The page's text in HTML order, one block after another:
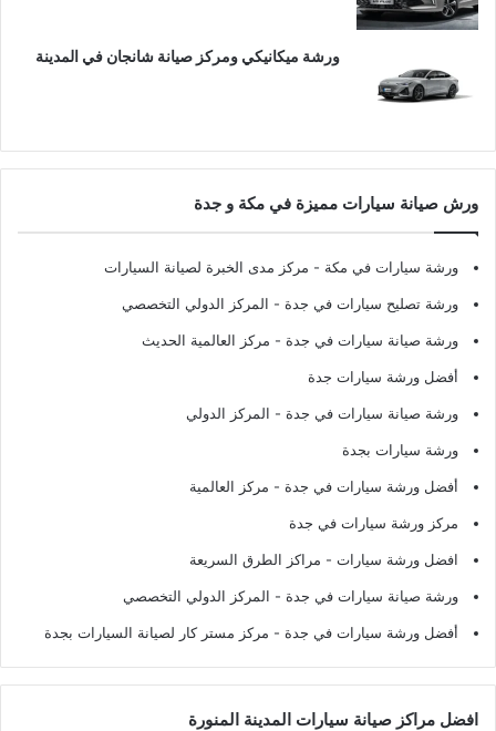
ورشة ميكانيكي ومركز صيانة شانجان في المدينة
ورش صيانة سيارات مميزة في مكة و جدة
ورشة سيارات في مكة - مركز مدى الخبرة لصيانة السيارات
ورشة تصليح سيارات في جدة - المركز الدولي التخصصي
ورشة صيانة سيارات في جدة - مركز العالمية الحديث
أفضل ورشة سيارات جدة
ورشة صيانة سيارات في جدة - المركز الدولي
ورشة سيارات بجدة
أفضل ورشة سيارات في جدة - مركز العالمية
مركز ورشة سيارات في جدة
افضل ورشة سيارات - مراكز الطرق السريعة
ورشة صيانة سيارات في جدة - المركز الدولي التخصصي
أفضل ورشة سيارات في جدة - مركز مستر كار لصيانة السيارات بجدة
افضل مراكز صيانة سيارات المدينة المنورة